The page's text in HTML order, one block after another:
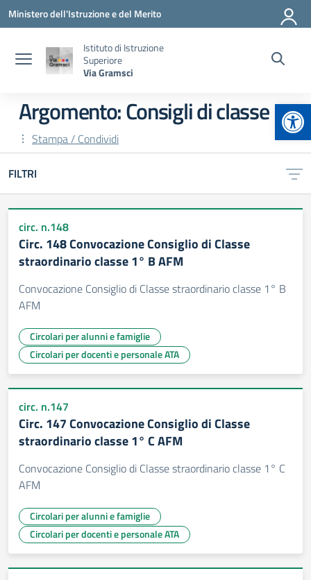
Vai ai contenuti
Vai al menu di navigazione
Vai al footer
Ministero dell'Istruzione e del Merito
Istituto di Istruzione
Superiore
Via Gramsci
Argomento: Consigli di classe
Stampa / Condividi
FILTRI
circ. n.148
Circ. 148 Convocazione Consiglio di Classe
straordinario classe 1° B AFM
Convocazione Consiglio di Classe straordinario classe 1° B
AFM
Circolari per alunni e famiglie
Circolari per docenti e personale ATA
circ. n.147
Circ. 147 Convocazione Consiglio di Classe
straordinario classe 1° C AFM
Convocazione Consiglio di Classe straordinario classe 1° C
AFM
Circolari per alunni e famiglie
Circolari per docenti e personale ATA